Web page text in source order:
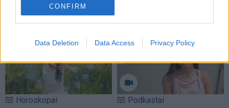
CONFIRM
Data Deletion Data Access Privacy Policy
NAUJI
Horoskopai Podkastai